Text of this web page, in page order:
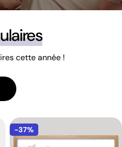
cette année !
-37%